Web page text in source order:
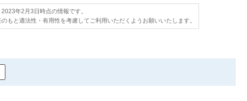
2023年2月3日時点の情報です。
のもと適法性・有用性を考慮してご利用いただくようお願いいたします。